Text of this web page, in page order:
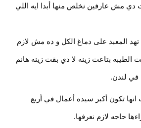
دي مش عارفين نخلص منها أبدا ايه اللي
المعبد على دماغ الكل و ده مش لازم
بتاعت زينه لا دي بقت زينه هانم
في لندن.
تكون أكبر سيده أعمال في أربع
حاجه لازم نعرفها.